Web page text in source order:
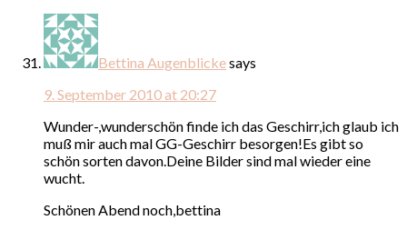
Bettina Augenblickesays
9. September 2010 at 20:27
Wunder-,wunderschön finde ich das Geschirr,ich glaub ich
muß mir auch mal GG-Geschirr besorgen!Es gibt so
schön sorten davon.Deine Bilder sind mal wieder eine
wucht.
Schönen Abend noch,bettina